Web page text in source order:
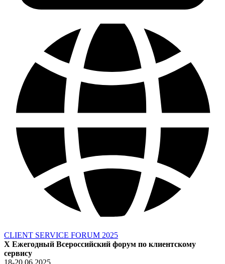
CLIENT SERVICE FORUM 2025
X Ежегодный Всероссийский форум по клиентскому
сервису
18-20.06.2025